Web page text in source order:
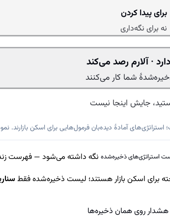
برای پیدا کردن
نه برای نگه‌داری
· آلارم رصد می‌کند
شما کار می‌کنند
جایش اینجا نیست
آمادهٔ دیده‌بان فرمول‌هایی برای اسکن بازارند.
استراتژی‌های ذخیره‌شده نگه داشته می‌شود — فهرست
برای اسکن بازار هستند؛ لیست ذخیره‌شده فقط
روی همان ذخیره‌ها